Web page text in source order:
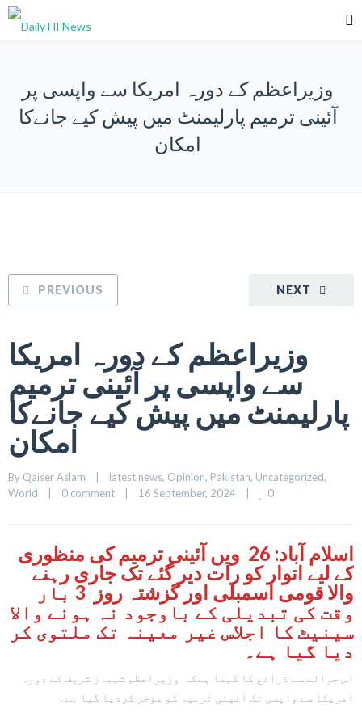
وزیراعظم کے دورہ امریکا سے واپسی پر
آئینی ترمیم پارلیمنٹ میں پیش کیے جانےکا
امکان
NEXT
PREVIOUS
وزیراعظم کے دورہ امریکا
سے واپسی پر آئینی ترمیم
پارلیمنٹ میں پیش کیے جانےکا
امکان
By Qaiser Aslam latest news, Opinion, Pakistan, Uncategorized
World
0 comment 16 September, 2024 0
اسلام آباد: 26 ویں آئینی ترمیم کی منظوری
کے لیے اتوار کو رات دیر گئے تک جاری رہنے
والا قومی اسمبلی اور گزشتہ روز 3 بار
وقت کی تبدیلی کے باوجود نہ ہونے والا
سینیٹ کا اجلاس غیر معینہ تک ملتوی کر
دیا گیا ہے۔
اس حوالے سے ذرائع کا کہنا ہےکہ وزیراعظم شہباز شریف کے دورہ
امریکا سے واپسی تک آئینی ترمیم کو مؤخر کردیا گیا ہے۔